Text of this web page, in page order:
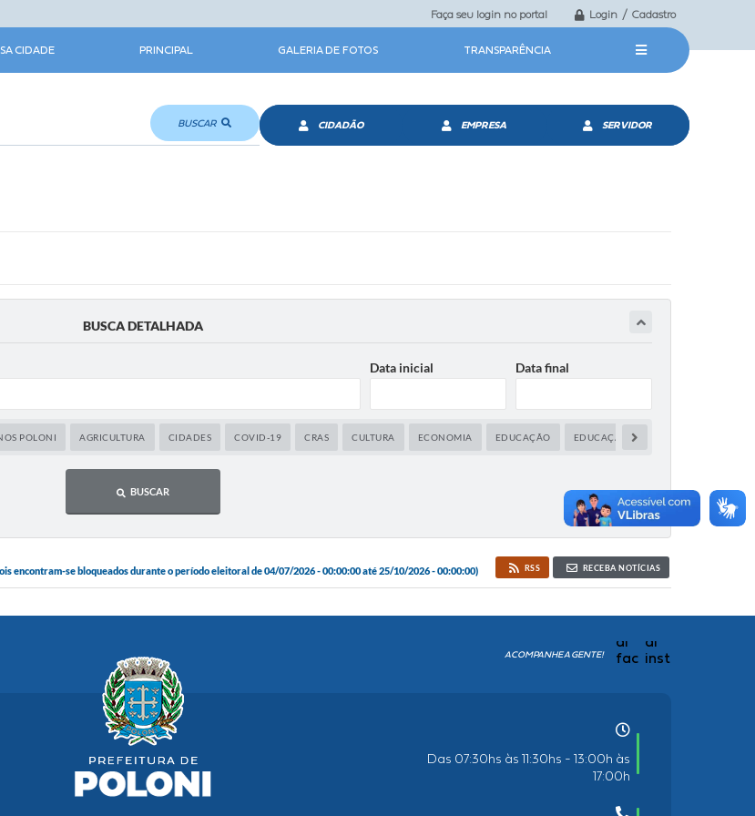
Faça seu login no portal Login / Cadastro
CIDADE PRINCIPAL GALERIA DE FOTOS TRANSPARÊNCIA
BUSCAR CIDADÃO EMPRESA SERVIDOR
BUSCA DETALHADA
Data inicial Data final
POLONI AGRICULTURA CIDADES COVID-19 CRAS CULTURA ECONOMIA EDUCAÇÃO EDUCAÇÃO E CULTURA
BUSCAR
encontram-se bloqueados durante o período eleitoral de 04/07/2026 - 00:00:00 até 25/10/2026 - 00:00:00) RSS RECEBA NOTÍCIAS
ACOMPANHE A GENTE!
Das 07:30hs às 11:30hs - 13:00h às
17:00h